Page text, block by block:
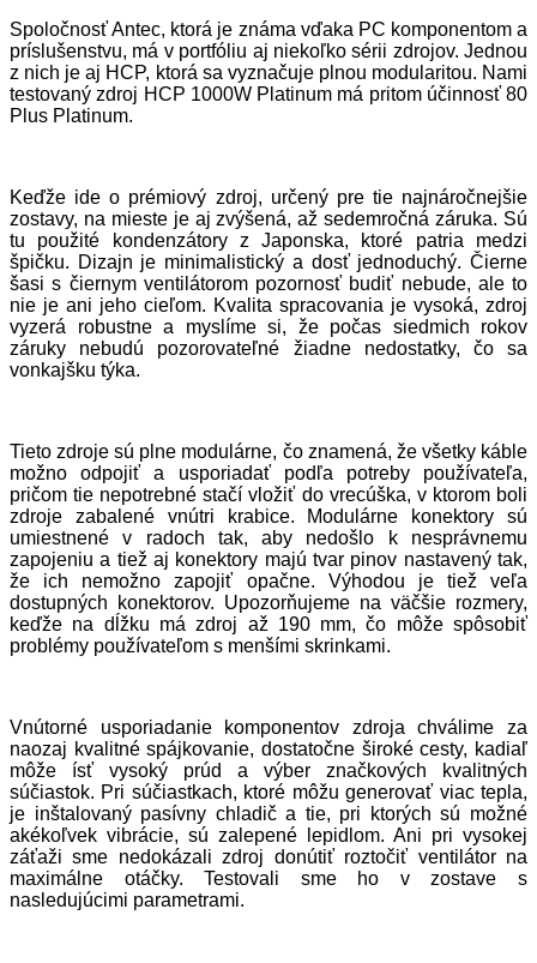
Spoločnosť Antec, ktorá je známa vďaka PC komponentom a
príslušenstvu, má v portfóliu aj niekoľko sérii zdrojov. Jednou
z nich je aj HCP, ktorá sa vyznačuje plnou modularitou. Nami
testovaný zdroj HCP 1000W Platinum má pritom účinnosť 80
Plus Platinum.
Keďže ide o prémiový zdroj, určený pre tie najnáročnejšie
zostavy, na mieste je aj zvýšená, až sedemročná záruka. Sú
tu použité kondenzátory z Japonska, ktoré patria medzi
špičku. Dizajn je minimalistický a dosť jednoduchý. Čierne
šasi s čiernym ventilátorom pozornosť budiť nebude, ale to
nie je ani jeho cieľom. Kvalita spracovania je vysoká, zdroj
vyzerá robustne a myslíme si, že počas siedmich rokov
záruky nebudú pozorovateľné žiadne nedostatky, čo sa
vonkajšku týka.
Tieto zdroje sú plne modulárne, čo znamená, že všetky káble
možno odpojiť a usporiadať podľa potreby používateľa,
pričom tie nepotrebné stačí vložiť do vrecúška, v ktorom boli
zdroje zabalené vnútri krabice. Modulárne konektory sú
umiestnené v radoch tak, aby nedošlo k nesprávnemu
zapojeniu a tiež aj konektory majú tvar pinov nastavený tak,
že ich nemožno zapojiť opačne. Výhodou je tiež veľa
dostupných konektorov. Upozorňujeme na väčšie rozmery,
keďže na dĺžku má zdroj až 190 mm, čo môže spôsobiť
problémy používateľom s menšími skrinkami.
Vnútorné usporiadanie komponentov zdroja chválime za
naozaj kvalitné spájkovanie, dostatočne široké cesty, kadiaľ
môže ísť vysoký prúd a výber značkových kvalitných
súčiastok. Pri súčiastkach, ktoré môžu generovať viac tepla,
je inštalovaný pasívny chladič a tie, pri ktorých sú možné
akékoľvek vibrácie, sú zalepené lepidlom. Ani pri vysokej
záťaži sme nedokázali zdroj donútiť roztočiť ventilátor na
maximálne otáčky. Testovali sme ho v zostave s
nasledujúcimi parametrami.